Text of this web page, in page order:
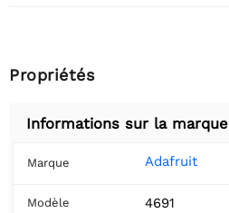
Propriétés
Informations sur la marque
Marque Adafruit
Modèle 4691